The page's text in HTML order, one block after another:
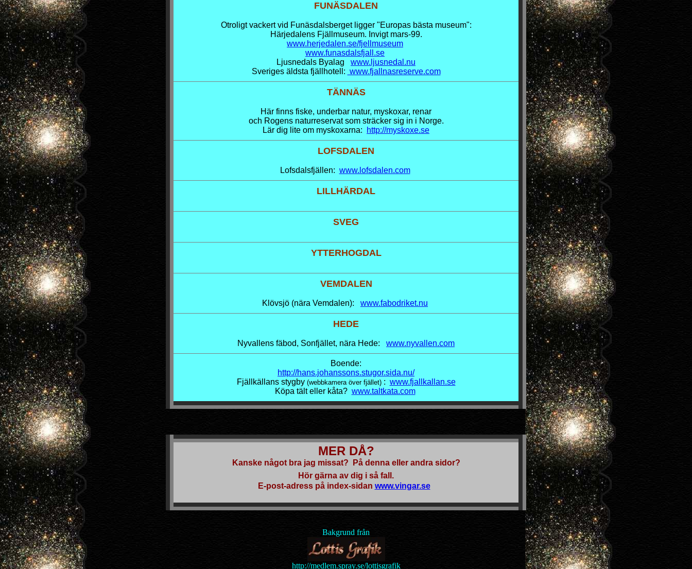
FUNÄSDALEN
Otroligt vackert vid Funäsdalsberget ligger "Europas bästa museum":
Härjedalens Fjällmuseum. Invigt mars-99.
www.herjedalen.se/fjellmuseum
www.funasdalsfjall.se
Ljusnedals Byalag www.ljusnedal.nu
Sveriges äldsta fjällhotell: www.fjallnasreserve.com
TÄNNÄS
Här finns fiske, underbar natur, myskoxar, renar
och Rogens naturreservat som sträcker sig in i Norge.
Lär dig lite om myskoxarna:
http://myskoxe.se
LOFSDALEN
Lofsdalsfjällen: www.lofsdalen.com
LILLHÄRDAL
SVEG
YTTERHOGDAL
VEMDALEN
Klövsjö (nära Vemdalen): www.fabodriket.nu
HEDE
Nyvallens fäbod, Sonfjället, nära Hede: www.nyvallen.com
Boende:
http://hans.johanssons.stugor.sida.nu/
Fjällkällans stygby (webbkamera över fjället) : www.fjallkallan.se
Köpa tält eller kåta? www.taltkata.com
MER DÅ?
Kanske något bra jag missat? På denna eller andra sidor?
Hör gärna av dig i så fall.
E-post-adress på index-sidan www.vingar.se
Bakgrund från
http://medlem.spray.se/lottisgrafik